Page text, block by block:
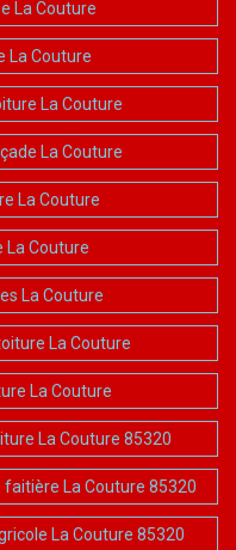
La Couture
La Couture
La Couture
La Couture
La Couture
La Couture
La Couture
La Couture
La Couture
La Couture 85320
La Couture 85320
La Couture 85320